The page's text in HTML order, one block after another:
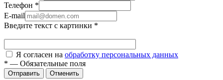
Телефон *
E-mail
Введите текст с картинки *
Я согласен на обработку персональных данных
* — Обязательные поля
Отправить Отменить